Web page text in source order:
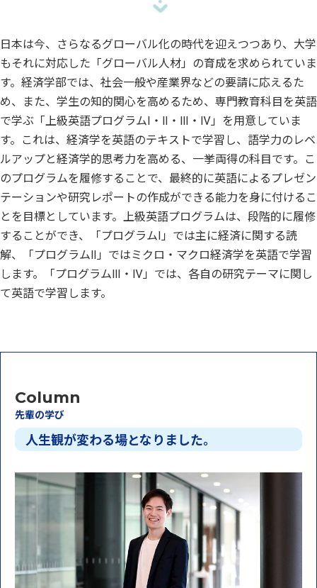
日本は今、さらなるグローバル化の時代を迎えつつあり、大学
もそれに対応した「グローバル人材」の育成を求められていま
す。経済学部では、社会一般や産業界などの要請に応えるた
め、また、学生の知的関心を高めるため、専門教育科目を英語
で学ぶ「上級英語プログラムⅠ・Ⅱ・Ⅲ・Ⅳ」を用意していま
す。これは、経済学を英語のテキストで学習し、語学力のレベ
ルアップと経済学的思考力を高める、一挙両得の科目です。こ
のプログラムを履修することで、最終的に英語によるプレゼン
テーションや研究レポートの作成ができる能力を身に付けるこ
とを目標としています。上級英語プログラムは、段階的に履修
することができ、「プログラムⅠ」では主に経済に関する読
解、「プログラムⅡ」ではミクロ・マクロ経済学を英語で学習
します。「プログラムⅢ・Ⅳ」では、各自の研究テーマに関し
て英語で学習します。
Column
先輩の学び
人生観が変わる場となりました。